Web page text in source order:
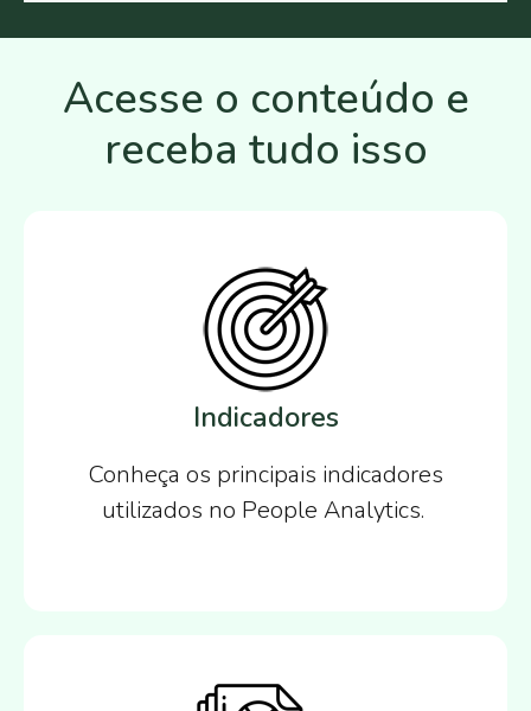
Acesse o conteúdo e
receba tudo isso
Indicadores
Conheça os principais indicadores
utilizados no People Analytics.